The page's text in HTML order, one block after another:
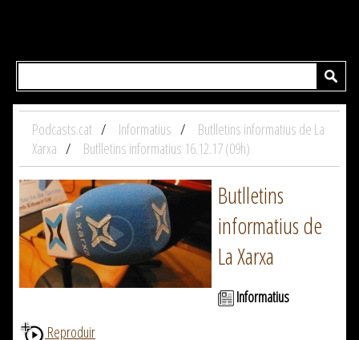
Podcasts.cat Informatius
Butlletins informatius de La
Xarxa
Butlletins informatius 16.12.17 (09h)
Butlletins
informatius de
La Xarxa
Informatius
Reproduir